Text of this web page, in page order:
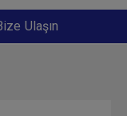
Ulaşın